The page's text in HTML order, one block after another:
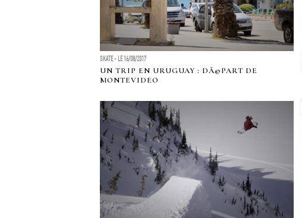
SKATE - LE 16/08/2017
UN TRIP EN URUGUAY : DÃ©PART DE
MONTEVIDEO